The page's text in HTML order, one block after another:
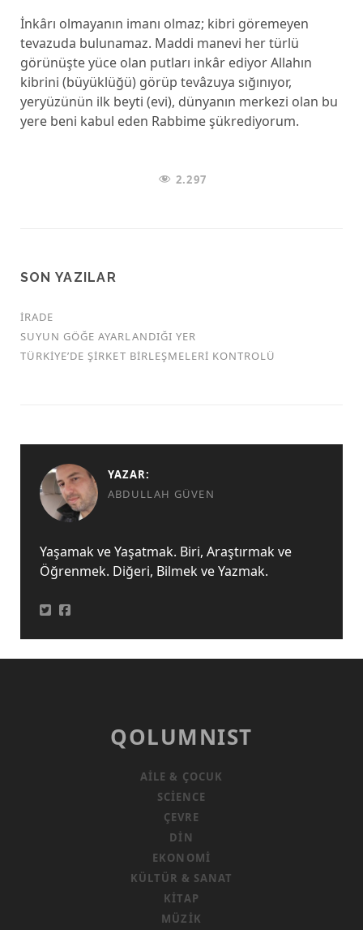
İnkârı olmayanın imanı olmaz; kibri göremeyen
tevazuda bulunamaz. Maddi manevi her türlü
görünüşte yüce olan putları inkâr ediyor Allahın
kibrini (büyüklüğü) görüp tevâzuya sığınıyor,
yeryüzünün ilk beyti (evi), dünyanın merkezi olan bu
yere beni kabul eden Rabbime şükrediyorum.
2.297
SON YAZILAR
İRADE
SUYUN GÖĞE AYARLANDIĞI YER
TÜRKİYE’DE ŞİRKET BİRLEŞMELERİ KONTROLÜ
YAZAR:
ABDULLAH GÜVEN
Yaşamak ve Yaşatmak. Biri, Araştırmak ve
Öğrenmek. Diğeri, Bilmek ve Yazmak.
QOLUMNIST
AILE & ÇOCUK
SCIENCE
ÇEVRE
DIN
EKONOMI
KÜLTÜR & SANAT
KITAP
MÜZIK